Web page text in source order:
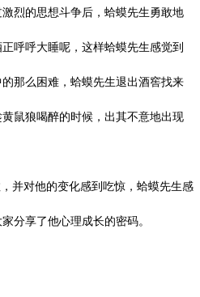
烈的思想斗争后，蛤蟆先生勇敢地
呼呼大睡呢，这样蛤蟆先生感觉到
那么困难，蛤蟆先生退出酒窖找来
鼠狼喝醉的时候，出其不意地出现
并对他的变化感到吃惊，蛤蟆先生感
分享了他心理成长的密码。